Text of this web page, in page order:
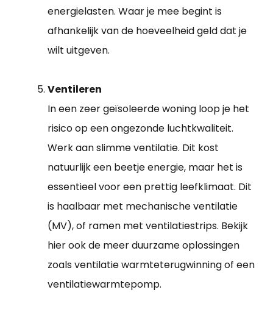
energielasten. Waar je mee begint is
afhankelijk van de hoeveelheid geld dat je
wilt uitgeven.
Ventileren
In een zeer geïsoleerde woning loop je het
risico op een ongezonde luchtkwaliteit.
Werk aan slimme ventilatie. Dit kost
natuurlijk een beetje energie, maar het is
essentieel voor een prettig leefklimaat. Dit
is haalbaar met mechanische ventilatie
(MV), of ramen met ventilatiestrips. Bekijk
hier ook de meer duurzame oplossingen
zoals ventilatie warmteterugwinning of een
ventilatiewarmtepomp.